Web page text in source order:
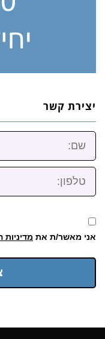
יצירת קשר
שם:
טלפון:
אני מאשר/ת את מדיניות